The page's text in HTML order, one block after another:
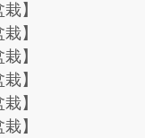
】
】
】
】
】
】